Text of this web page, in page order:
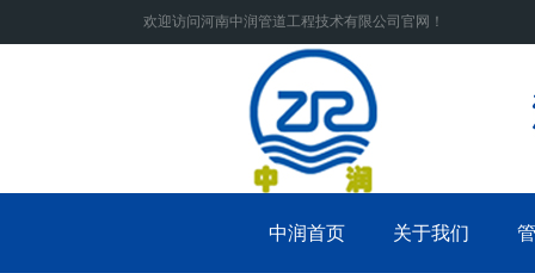
欢迎访问河南中润管道工程技术有限公司官网！
中润首页 关于我们